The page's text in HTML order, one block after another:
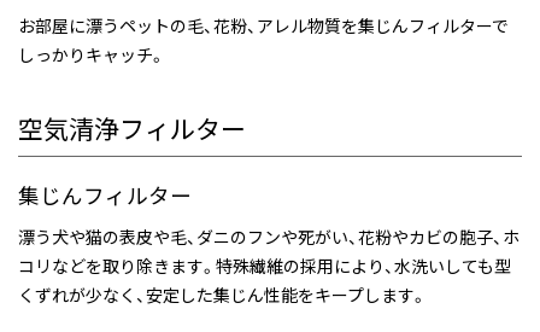
お部屋に漂うペットの毛、花粉、アレル物質を集じんフィルターで
しっかりキャッチ。
空気清浄フィルター
集じんフィルター
漂う犬や猫の表皮や毛、ダニのフンや死がい、花粉やカビの胞子、ホ
コリなどを取り除きます。特殊繊維の採用により、水洗いしても型
くずれが少なく、安定した集じん性能をキープします。